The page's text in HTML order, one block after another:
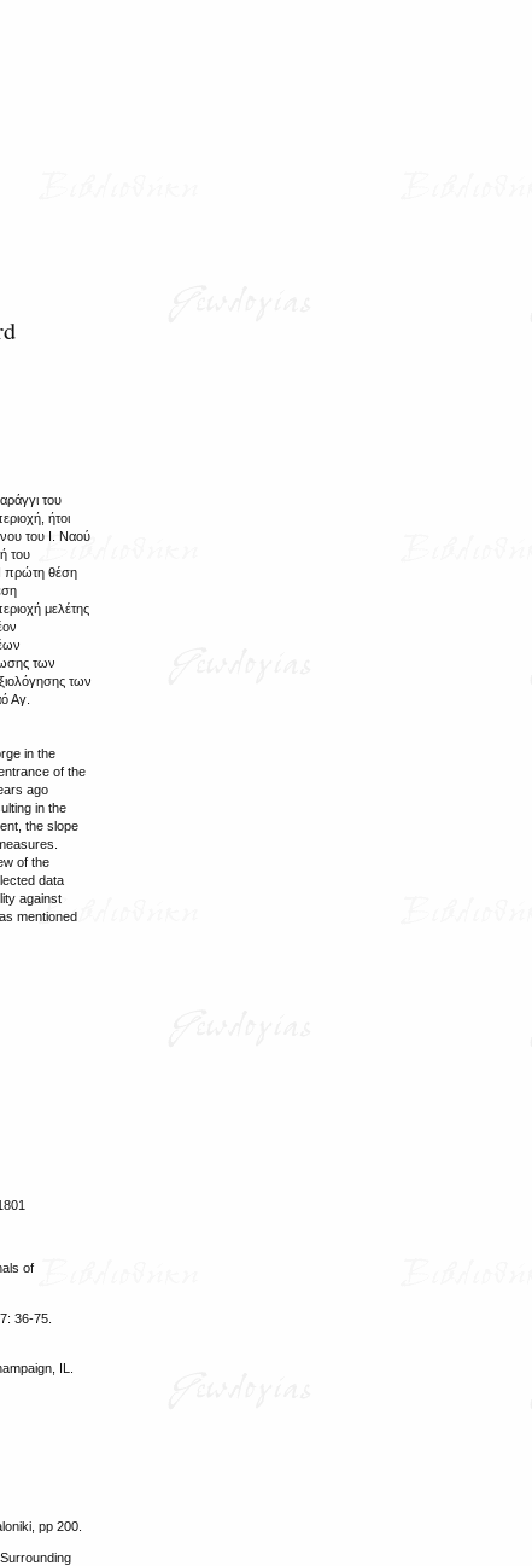
του
ήτοι
του Ι. Ναού
του
πρώτη θέση
μελέτης
των
των
Αγ.
in the
of the
ago
in the
the slope
of the
data
against
mentioned
of
36-75.
IL.
pp 200.